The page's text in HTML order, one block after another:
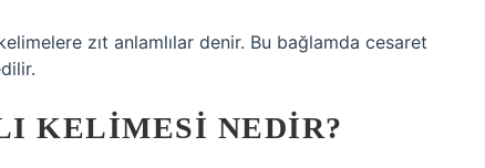
zıt anlamlılar denir. Bu bağlamda cesaret
KELIMESI NEDIR?